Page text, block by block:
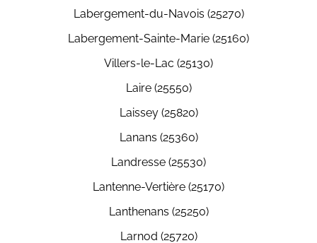
Labergement-du-Navois (25270)
Labergement-Sainte-Marie (25160)
Villers-le-Lac (25130)
Laire (25550)
Laissey (25820)
Lanans (25360)
Landresse (25530)
Lantenne-Vertière (25170)
Lanthenans (25250)
Larnod (25720)